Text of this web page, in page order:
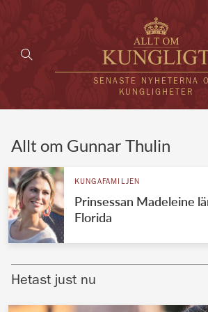
SENASTE NYHETERNA
KUNGLIGHETER
UTLÄNDSKT
VÄRLDENS
Brittiska kungahuset
Allt om Gunnar Thulin
KUNGAFAMILJEN
Prinsessan Madeleine
Florida
Hetast just nu